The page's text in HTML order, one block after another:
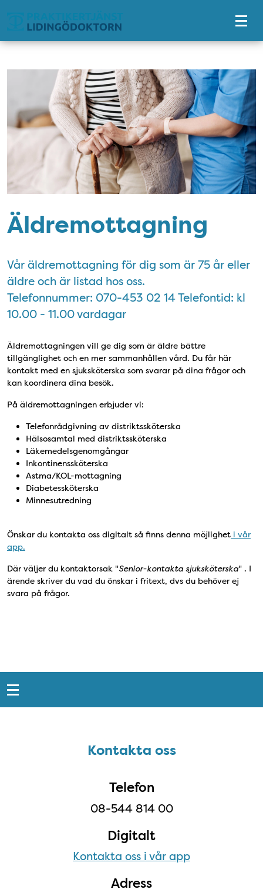
Äldremottagning
Vår äldremottagning för dig som är 75 år eller
äldre och är listad hos oss.
Telefonnummer: 070-453 02 14 Telefontid: kl
10.00 - 11.00 vardagar
Äldremottagningen vill ge dig som är äldre bättre
tillgänglighet och en mer sammanhållen vård. Du får här
kontakt med en sjuksköterska som svarar på dina frågor och
kan koordinera dina besök.
På äldremottagningen erbjuder vi:
Telefonrådgivning av distriktssköterska
Hälsosamtal med distriktssköterska
Läkemedelsgenomgångar
Inkontinenssköterska
Astma/KOL-mottagning
Diabetessköterska
Minnesutredning
Önskar du kontakta oss digitalt så finns denna möjlighet i vår
app.
Där väljer du kontaktorsak "Senior-kontakta sjuksköterska" . I
ärende skriver du vad du önskar i fritext, dvs du behöver ej
svara på frågor.
Snabblänkar
Kontakta ossKontakta oss
Telefon
08-544 814 00
Digitalt
Kontakta oss i vår app
Adress